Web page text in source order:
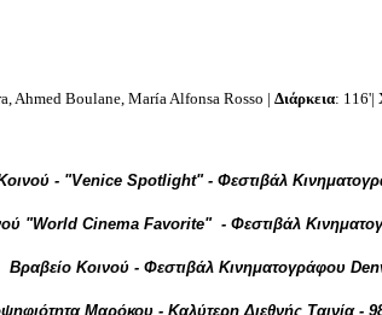
Ahmed Boulane, María Alfonsa Rosso | Διάρκεια: 116'|
- "Venice Spotlight" - Φεστιβάλ
"World Cinema Favorite" - Φεστιβάλ
Βραβείο Κοινού - Φεστιβάλ Κινηματογράφου
Μαρόκου - Καλύτερη Διεθνής Ταινία -